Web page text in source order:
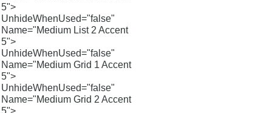
5">
UnhideWhenUsed="false"
Name="Medium List 2 Accent
5">
UnhideWhenUsed="false"
Name="Medium Grid 1 Accent
5">
UnhideWhenUsed="false"
Name="Medium Grid 2 Accent
5">